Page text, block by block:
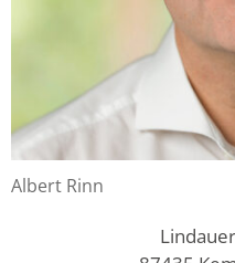
Albert Rinn